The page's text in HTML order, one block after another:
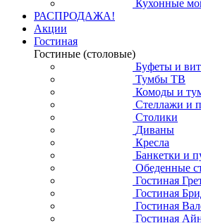
Кухонные
РАСПРОДАЖА!
Акции
Гостиная
Гостиные (столовые)
Буфеты и
Тумбы ТВ
Комоды и
Стеллажи и
Столики
Диваны
Кресла
Банкетки и
Обеденные
Гостиная
Гостиная
Гостиная
Гостиная